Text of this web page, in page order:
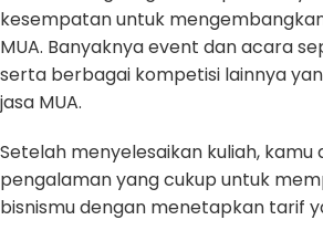
kesempatan untuk
MUA. Banyaknya event dan acara
serta berbagai kompetisi lainnya
jasa MUA.
Setelah menyelesaikan kuliah, kamu
pengalaman yang cukup untuk
bisnismu dengan menetapkan tarif